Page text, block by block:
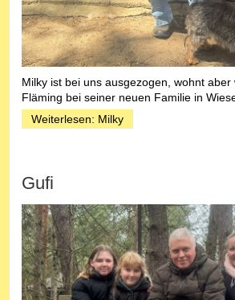
Milky ist bei uns ausgezogen, wohnt aber
Fläming bei seiner neuen Familie in
Weiterlesen: Milky
Gufi